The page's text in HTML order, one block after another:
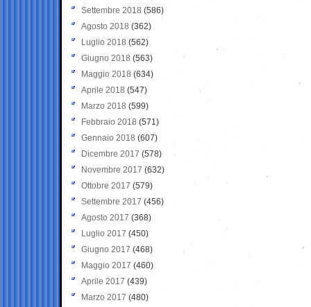
Settembre 2018 (586)
Agosto 2018 (362)
Luglio 2018 (562)
Giugno 2018 (563)
Maggio 2018 (634)
Aprile 2018 (547)
Marzo 2018 (599)
Febbraio 2018 (571)
Gennaio 2018 (607)
Dicembre 2017 (578)
Novembre 2017 (632)
Ottobre 2017 (579)
Settembre 2017 (456)
Agosto 2017 (368)
Luglio 2017 (450)
Giugno 2017 (468)
Maggio 2017 (460)
Aprile 2017 (439)
Marzo 2017 (480)